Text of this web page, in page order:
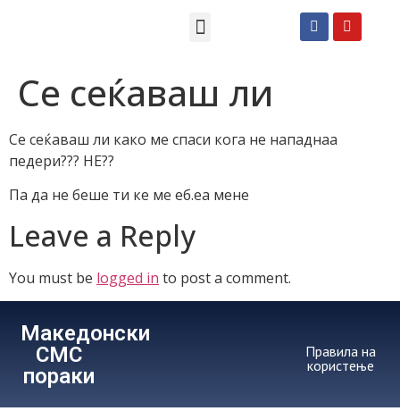
Се сеќаваш ли
Се сеќаваш ли како ме спаси кога не нападнаа
педери??? НЕ??
Па да не беше ти ке ме еб.еа мене
Leave a Reply
You must be logged in to post a comment.
Македонски
СМС
пораки
Правила на
користење